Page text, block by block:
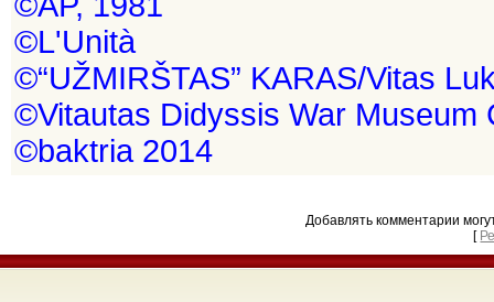
©L'Unità
©“UŽMIRŠTAS” KARAS/Vitas
©Vitautas Didyssis War Museum
©baktria 2014
Добавлять комментарии
[